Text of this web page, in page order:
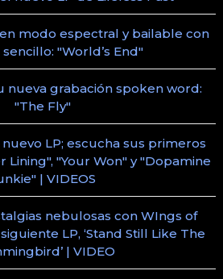
modo espectral y bailable con
"World’s End"
nueva grabación spoken word:
"The Fly"
LP; escucha sus primeros
Lining", "Your Won" y "Dopamine
| VIDEOS
nebulosas con WIngs of
LP, ‘Stand Still Like The
| VIDEO